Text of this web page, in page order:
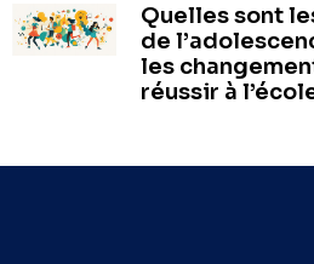
Quelles sont
de
les
réussir à